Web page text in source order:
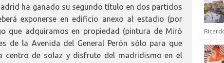
ha ganado su segundo título en dos partidos
exponerse en edificio anexo al estadio (por
que adquiramos en propiedad (pintura de Miró
de la Avenida del General Perón sólo para que
centro de solaz y disfrute del madridismo en el